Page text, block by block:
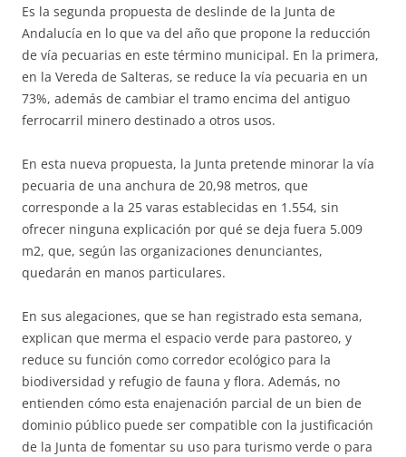
Es la segunda propuesta de deslinde de la Junta de
Andalucía en lo que va del año que propone la reducción
de vía pecuarias en este término municipal. En la primera,
en la Vereda de Salteras, se reduce la vía pecuaria en un
73%, además de cambiar el tramo encima del antiguo
ferrocarril minero destinado a otros usos.
En esta nueva propuesta, la Junta pretende minorar la vía
pecuaria de una anchura de 20,98 metros, que
corresponde a la 25 varas establecidas en 1.554, sin
ofrecer ninguna explicación por qué se deja fuera 5.009
m2, que, según las organizaciones denunciantes,
quedarán en manos particulares.
En sus alegaciones, que se han registrado esta semana,
explican que merma el espacio verde para pastoreo, y
reduce su función como corredor ecológico para la
biodiversidad y refugio de fauna y flora. Además, no
entienden cómo esta enajenación parcial de un bien de
dominio público puede ser compatible con la justificación
de la Junta de fomentar su uso para turismo verde o para